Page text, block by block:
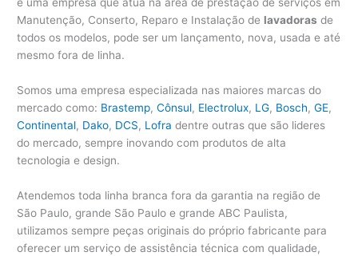
é uma empresa que atua na área de prestação de serviços em
Manutenção, Conserto, Reparo e Instalação de lavadoras de
todos os modelos, pode ser um lançamento, nova, usada e até
mesmo fora de linha.
Somos uma empresa especializada nas maiores marcas do
mercado como: Brastemp,Cônsul, Electrolux, LG, Bosch,GE,
Continental, Dako, DCS, Lofra dentre outras que são lideres
do mercado, sempre inovando com produtos de alta
tecnologia e design.
Atendemos toda linha branca fora da garantia na região de
São Paulo, grande São Paulo e grande ABC Paulista,
utilizamos sempre peças originais do próprio fabricante para
oferecer um serviço de assistência técnica com qualidade,